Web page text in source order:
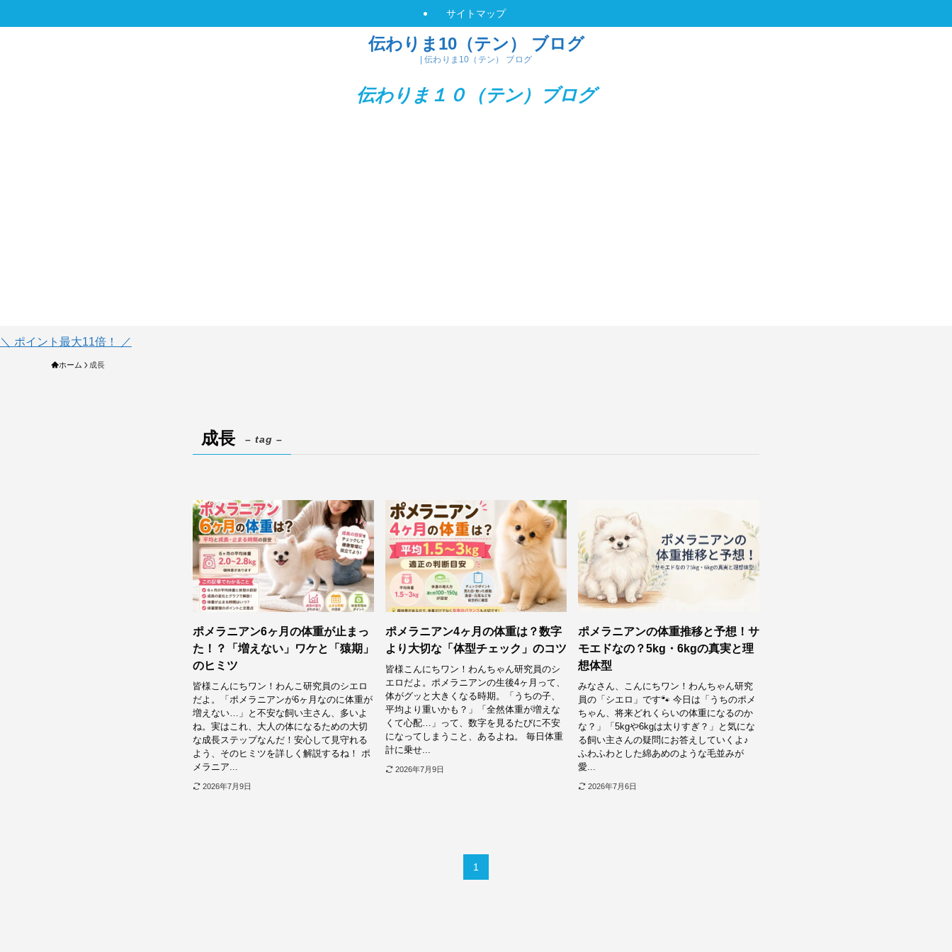
伝わりま10（テン） ブログ
| 伝わりま10（テン） ブログ
サイトマップ
伝わりま１０（テン） ブログ
＼ ポイント最大11倍！ ／
ホーム 成長
成長 – tag –
ポメラニアン6ヶ月の体重が止まっ
た！？「増えない」ワケと「猿期」
のヒミツ
皆様こんにちワン！わんこ研究員のシエロ
だよ。「ポメラニアンが6ヶ月なのに体重が
増えない…」と不安な飼い主さん、多いよ
ね。実はこれ、大人の体になるための大切
な成長ステップなんだ！安心して見守れる
よう、そのヒミツを詳しく解説するね！ ポ
メラニア...
2026年7月9日
ポメラニアン4ヶ月の体重は？数字
より大切な「体型チェック」のコツ
皆様こんにちワン！わんちゃん研究員のシ
エロだよ。ポメラニアンの生後4ヶ月って、
体がグッと大きくなる時期。「うちの子、
平均より重いかも？」「全然体重が増えな
くて心配…」って、数字を見るたびに不安
になってしまうこと、あるよね。 毎日体重
計に乗せ...
2026年7月9日
ポメラニアンの体重推移と予想！サ
モエドなの？5kg・6kgの真実と理
想体型
みなさん、こんにちワン！わんちゃん研究
員の「シエロ」です🐾 今日は「うちのポメ
ちゃん、将来どれくらいの体重になるのか
な？」「5kgや6kgは太りすぎ？」と気にな
る飼い主さんの疑問にお答えしていくよ♪
ふわふわとした綿あめのような毛並みが
愛...
2026年7月6日
1